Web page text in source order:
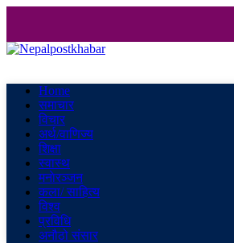
Home
समाचार
विचार
अर्थ/वाणिज्य
शिक्षा
स्वास्थ
मनाेरञ्जन
कला/ साहित्य
विश्व
प्रविधि
अनौठो संसार